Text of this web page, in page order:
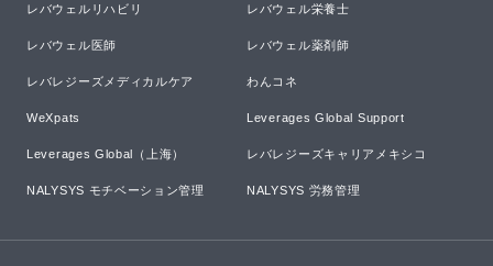
レバウェルリハビリ レバウェル栄養士
レバウェル医師 レバウェル薬剤師
レバレジーズメディカルケア わんコネ
WeXpats Leverages Global Support
Leverages Global（上海） レバレジーズキャリアメキシコ
NALYSYS モチベーション管理 NALYSYS 労務管理